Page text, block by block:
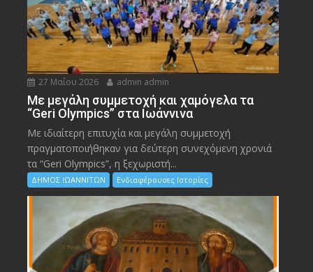
27 Μαΐου 2026 admin admin
Με μεγάλη συμμετοχή και χαμόγελα τα
“Geri Olympics” στα Ιωάννινα
Με ιδιαίτερη επιτυχία και μεγάλη συμμετοχή
πραγματοποιήθηκαν για δεύτερη συνεχόμενη χρονιά
τα “Geri Olympics”, η ξεχωριστή...
ΔΗΜΟΣ ΙΩΑΝΝΙΤΩΝ Ενδιαφέρουσες Ιστορίες